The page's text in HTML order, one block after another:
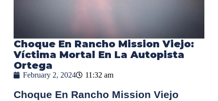
Choque En Rancho Mission Viejo:
Víctima Mortal En La Autopista
Ortega
February 2, 2024 11:32 am
Choque En Rancho Mission Viejo